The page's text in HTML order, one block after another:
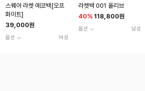
스퀘어 라켓 에코백[오프
화이트]
39,000원
옵션 여성
라켓백 001 올리브
40% 118,800원
옵션 남성